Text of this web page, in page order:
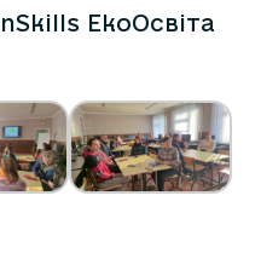
ЕкоОсвіта